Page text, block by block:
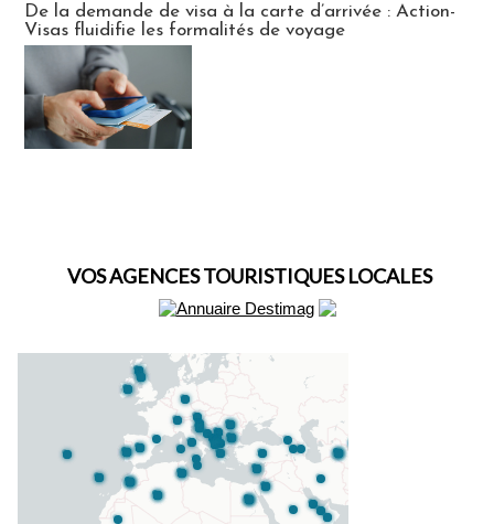
De la demande de visa à la carte d’arrivée : Action-
Visas fluidifie les formalités de voyage
VOS AGENCES TOURISTIQUES LOCALES